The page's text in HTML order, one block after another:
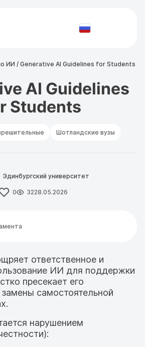
ИИ / Generative AI Guidelines for Students
AI Guidelines
Students
Шотландские вузы
Эдинбургский университет
0 3228.05.2026
ответственное и
ИИ для поддержки
пресекает его
самостоятельной
нарушением